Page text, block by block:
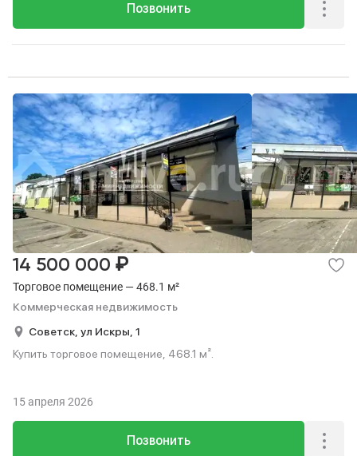
Позвонить
Торговое помещение — 468.1 м²
Коммерческая недвижимость
14 500 000 ₽
Советск, ул Искры, 1
Купить торговое помещение, 468.1 м².
Позвонить
15 апреля 2026